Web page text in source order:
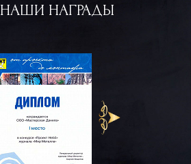
НАШИ НАГРАДЫ